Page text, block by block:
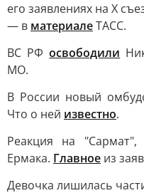
его заявлениях на X
— в материалеТАСС.
ВС РФосвободили
МО.
В России новый
Что о ней известно.
Реакция на
Ермака. Главное из
Девочка лишилась